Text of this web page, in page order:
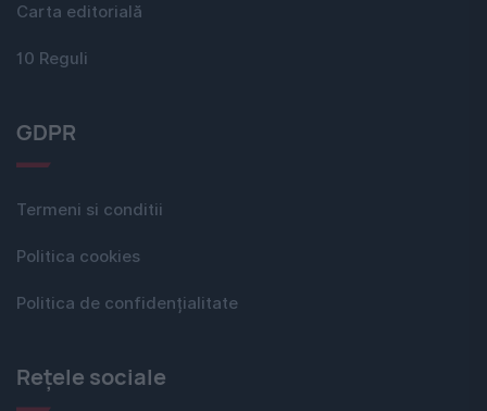
Carta editorială
10 Reguli
GDPR
Termeni si conditii
Politica cookies
Politica de confidențialitate
Rețele sociale